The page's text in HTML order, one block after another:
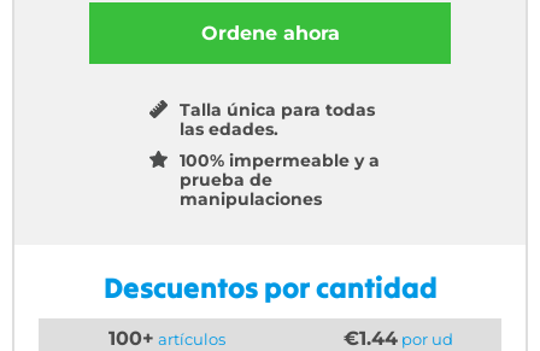
Ordene ahora
Talla única para todas
las edades.
100% impermeable y a
prueba de
manipulaciones
Descuentos por cantidad
100+ artículos €1.44 por ud